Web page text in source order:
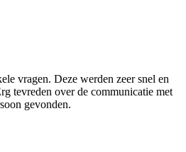
vragen. Deze werden zeer snel en
tevreden over de communicatie met
gevonden.